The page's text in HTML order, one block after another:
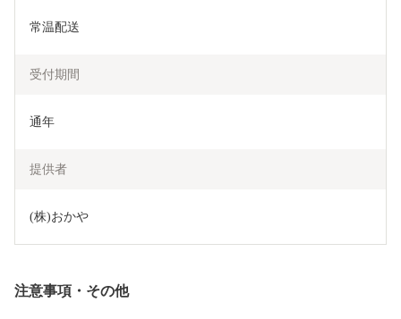
常温配送
受付期間
通年
提供者
(株)おかや
注意事項・その他